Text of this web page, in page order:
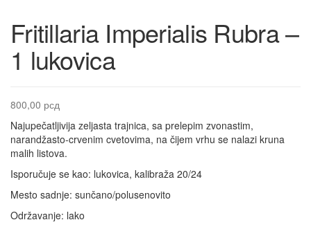
Fritillaria Imperialis Rubra –
1 lukovica
800,00 рсд
Najupečatljivija zeljasta trajnica, sa prelepim zvonastim,
narandžasto-crvenim cvetovima, na čijem vrhu se nalazi kruna
malih listova.
Isporučuje se kao: lukovica, kalibraža 20/24
Mesto sadnje: sunčano/polusenovito
Održavanje: lako